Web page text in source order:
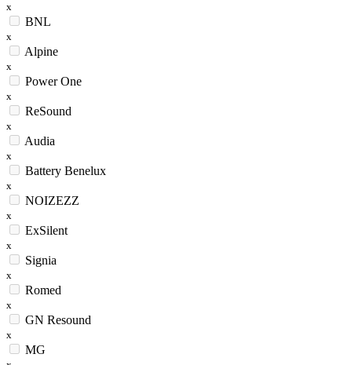
x
BNL
x
Alpine
x
Power One
x
ReSound
x
Audia
x
Battery Benelux
x
NOIZEZZ
x
ExSilent
x
Signia
x
Romed
x
GN Resound
x
MG